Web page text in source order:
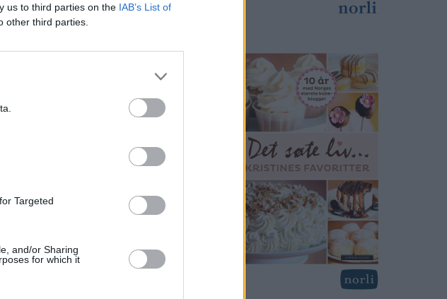
us to third parties on the IAB’s List of
other third parties.
Targeted
and/or Sharing
for which it